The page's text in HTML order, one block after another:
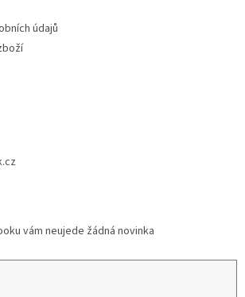
údajů
vám neujede žádná novinka